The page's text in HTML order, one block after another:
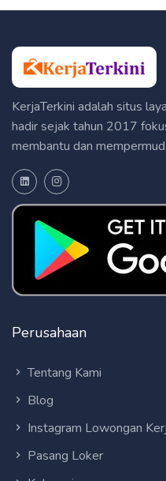
KerjaTerkini adalah situs
hadir sejak tahun 2017
membantu dan
Perusahaan
Tentang Kami
Blog
Instagram Lowongan
Pasang Loker